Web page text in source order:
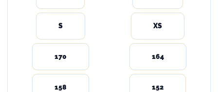
S XS
170 164
158 152